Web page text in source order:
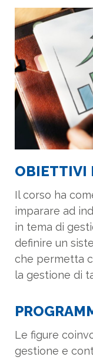
OBIETTIVI
Il corso ha
imparare ad
in tema di
definire un
che permetta
la gestione di
Le figure
gestione e